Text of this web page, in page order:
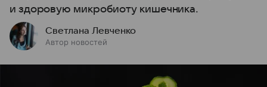
и здоровую микробиоту кишечника.
Светлана Левченко
Автор новостей